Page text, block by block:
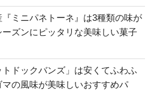
ミニパネトーネ』は3種類の味が
ズンにピッタリな美味しい菓子
ドックバンズ」は安くてふわふ
の風味が美味しいおすすめパ